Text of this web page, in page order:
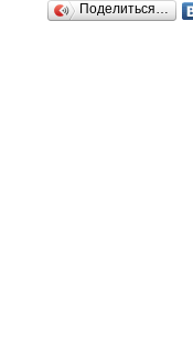
Поделиться…